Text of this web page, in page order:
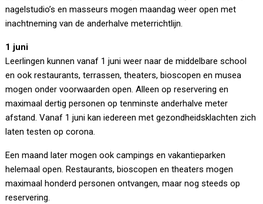
nagelstudio’s en masseurs mogen maandag weer open met
inachtneming van de anderhalve meterrichtlijn.
1 juni
Leerlingen kunnen vanaf 1 juni weer naar de middelbare school
en ook restaurants, terrassen, theaters, bioscopen en musea
mogen onder voorwaarden open. Alleen op reservering en
maximaal dertig personen op tenminste anderhalve meter
afstand. Vanaf 1 juni kan iedereen met gezondheidsklachten zich
laten testen op corona.
Een maand later mogen ook campings en vakantieparken
helemaal open. Restaurants, bioscopen en theaters mogen
maximaal honderd personen ontvangen, maar nog steeds op
reservering.